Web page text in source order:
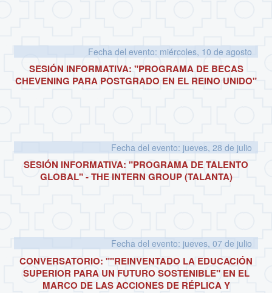
Fecha del evento: miércoles, 10 de agosto
SESIÓN INFORMATIVA: "PROGRAMA DE BECAS
CHEVENING PARA POSTGRADO EN EL REINO UNIDO"
Fecha del evento: jueves, 28 de julio
SESIÓN INFORMATIVA: "PROGRAMA DE TALENTO
GLOBAL" - THE INTERN GROUP (TALANTA)
Fecha del evento: jueves, 07 de julio
CONVERSATORIO: ""REINVENTADO LA EDUCACIÓN
SUPERIOR PARA UN FUTURO SOSTENIBLE" EN EL
MARCO DE LAS ACCIONES DE RÉPLICA Y